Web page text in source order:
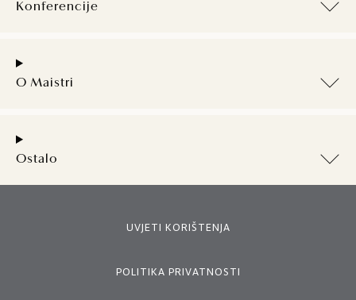
Konferencije
O Maistri
Ostalo
UVJETI KORIŠTENJA
POLITIKA PRIVATNOSTI